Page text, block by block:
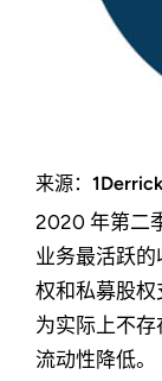
来源：
2020 年第二
业务最活跃
权和私募股权
为实际上不
流动性降低。